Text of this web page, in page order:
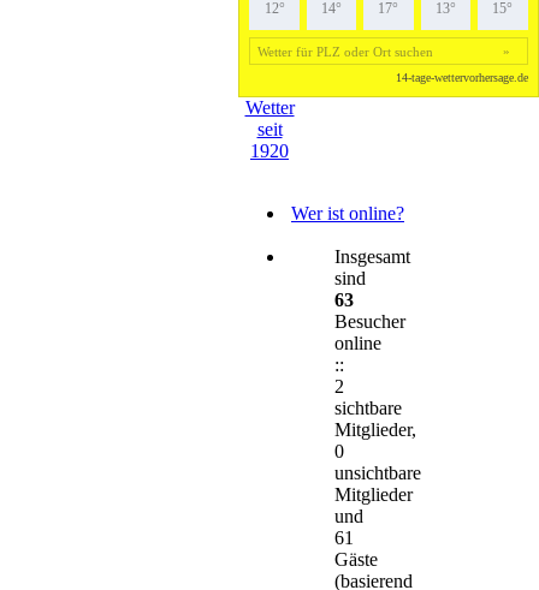
Wetter
seit
1920
Wer ist online?
Insgesamt
sind
63
Besucher
online
::
2
sichtbare
Mitglieder,
0
unsichtbare
Mitglieder
und
61
Gäste
(basierend